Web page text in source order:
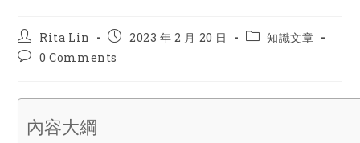
Post
author:
Rita Lin
Post
published:
2023 年 2 月 20 日
Post知識文章
Post0 Comments
內容大綱